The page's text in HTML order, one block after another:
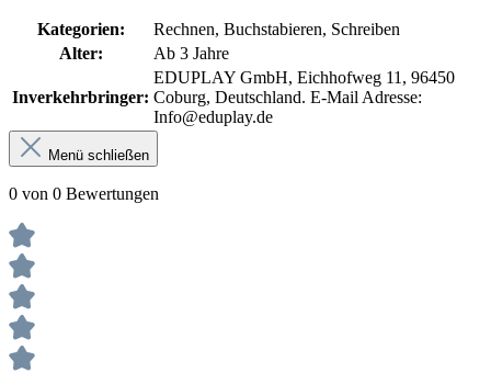
Kategorien:
Rechnen, Buchstabieren, Schreiben
Alter:
Ab 3 Jahre
Inverkehrbringer:
EDUPLAY GmbH, Eichhofweg 11, 96450
Coburg, Deutschland. E-Mail Adresse:
Info@eduplay.de
Menü schließen
0 von 0 Bewertungen